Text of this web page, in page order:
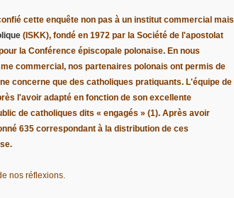
cette enquête non pas à un institut commercial mais
(ISKK), fondé en 1972 par la Société de l'apostolat
la Conférence épiscopale polonaise. En nous
commercial, nos partenaires polonais ont permis de
concerne que des catholiques pratiquants. L'équipe de
l'avoir adapté en fonction de son excellente
de catholiques dits « engagés » (1). Après avoir
635 correspondant à la distribution de ces
nos réflexions.